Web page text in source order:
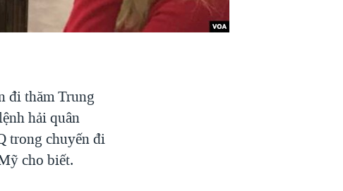
đi thăm Trung
hải quân
trong chuyến đi
cho biết.